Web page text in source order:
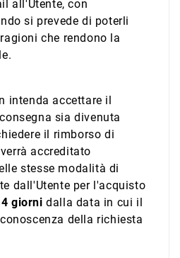
all'Utente, con
si prevede di poterli
che rendono la
intenda accettare il
sia divenuta
il rimborso di
accreditato
stesse modalità di
dall'Utente per l'acquisto
giorni dalla data in cui il
della richiesta